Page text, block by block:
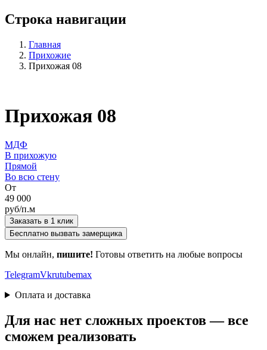
Строка навигации
Главная
Прихожие
Прихожая 08
Прихожая 08
МДФ
В прихожую
Прямой
Во всю стену
От
49 000
руб/п.м
Заказать в 1 клик
Бесплатно вызвать замерщика
Мы онлайн, пишите! Готовы ответить на любые вопросы
TelegramVkrutubemax
Оплата и доставка
Для нас нет сложных проектов — все
сможем реализовать